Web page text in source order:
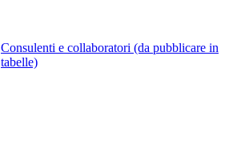
Consulenti e collaboratori (da pubblicare in
tabelle)